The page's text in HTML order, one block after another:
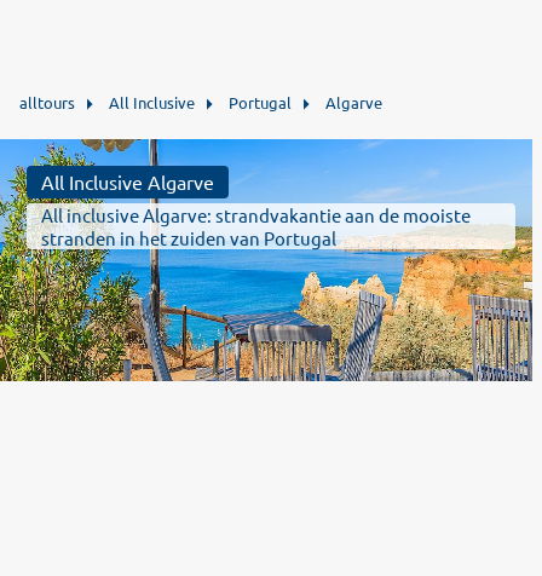
alltours All Inclusive Portugal Algarve
All Inclusive Algarve
All inclusive Algarve: strandvakantie aan de mooiste
stranden in het zuiden van Portugal